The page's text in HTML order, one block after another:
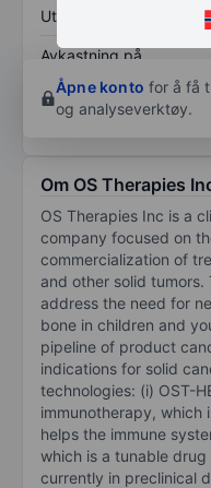
Utbytte per aksje
Avkastning på
egenkapital
Åpne konto for å få
og analyseverktøy.
Om OS Therapies
OS Therapies Inc is a
company focused on
commercialization of
and other solid tumors.
address the need for
bone in children and
pipeline of product
indications for solid
technologies: (i) OST-
immunotherapy,
helps the immune
which is a tunable
currently in preclinical